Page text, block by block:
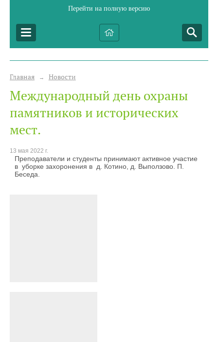
Перейти на полную версию
Главная → Новости
Международный день охраны
памятников и исторических
мест.
13 мая 2022 г.
Преподаватели и студенты принимают активное участие
в уборке захоронения в д. Котино, д. Выползово. П.
Беседа.